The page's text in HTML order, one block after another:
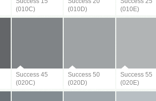
(010C)
(010D)
(010E)
Success 45
(020C)
Success 50
(020D)
Success 55
(020E)